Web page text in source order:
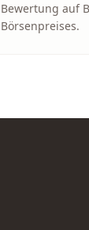
Bewertung auf
Börsenpreises.